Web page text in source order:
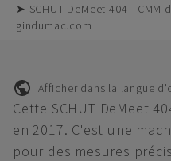
➤ SCHUT DeMeet 404 - CMM
gindumac.com
Afficher dans la langue
Cette SCHUT DeMeet
en 2017. C'est une
pour des mesures